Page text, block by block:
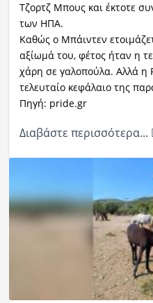
Τζορτζ Μπους και έκτοτε
των ΗΠΑ.
Καθώς ο Μπάιντεν
αξίωμά του, φέτος ήταν η
χάρη σε γαλοπούλα. Αλλά η
τελευταίο κεφάλαιο της
Πηγή: pride.gr
Διαβάστε περισσότερα...